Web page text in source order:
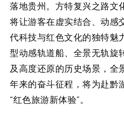
落地贵州。方特复兴之路文
将让游客在虚实结合、动感
代科技与红色文化的独特魅
型动感轨道船、全景无轨旋
及高度还原的历史场景，全
年来的奋斗征程，将为赴黔
“红色旅游新体验”。